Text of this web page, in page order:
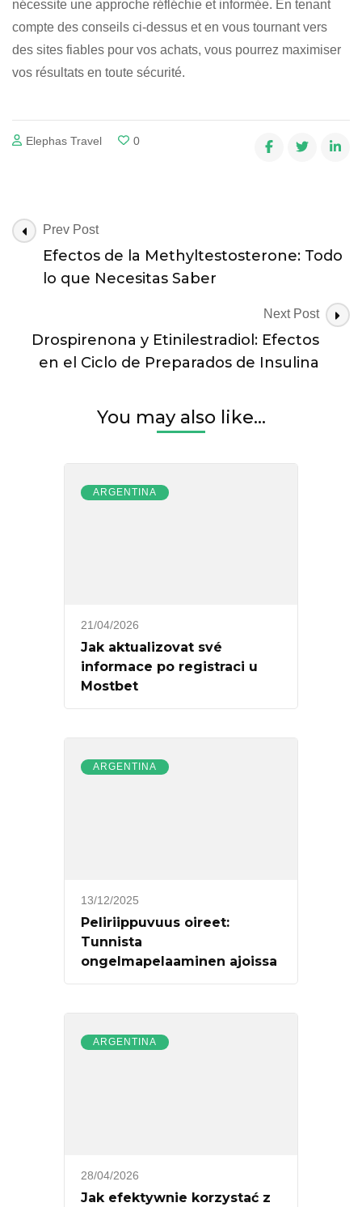
nécessite une approche réfléchie et informée. En tenant
compte des conseils ci-dessus et en vous tournant vers
des sites fiables pour vos achats, vous pourrez maximiser
vos résultats en toute sécurité.
Elephas Travel 0
Post
Navigation
Prev Post
Efectos de la Methyltestosterone: Todo
lo que Necesitas Saber
Next Post
Drospirenona y Etinilestradiol: Efectos
en el Ciclo de Preparados de Insulina
You may also like...
ARGENTINA
21/04/2026
Jak aktualizovat své
informace po registraci u
Mostbet
ARGENTINA
13/12/2025
Peliriippuvuus oireet:
Tunnista
ongelmapelaaminen ajoissa
ARGENTINA
28/04/2026
Jak efektywnie korzystać z